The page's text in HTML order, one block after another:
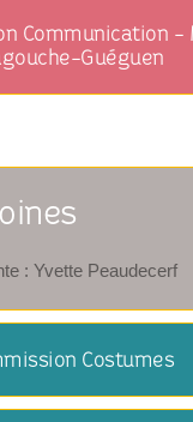
Communication -
Guéguen
: Yvette Peaudecerf
Costumes